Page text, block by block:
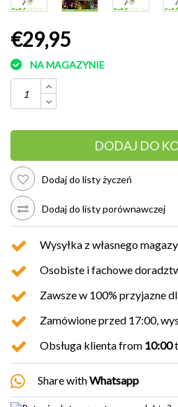
€29,95
NA MAGAZYNIE
DODAJ DO
Dodaj do listy życzeń
Dodaj do listy porównawczej
Wysyłka z własnego
Osobiste i fachowe
Zawsze w 100% przyjazne
Zamówione przed 17:00,
Obsługa klienta from 10:00
Share withWhatsapp